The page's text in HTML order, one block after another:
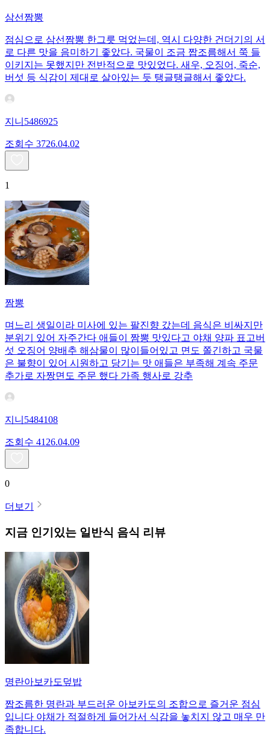
삼선짬뽕
점심으로 삼선짬뽕 한그릇 먹었는데, 역시 다양한 건더기의 서
로 다른 맛을 음미하기 좋았다. 국물이 조금 짭조름해서 쭉 들
이키지는 못했지만 전반적으로 맛있었다. 새우, 오징어, 죽순,
버섯 등 식감이 제대로 살아있는 듯 탱글탱글해서 좋았다.
지니5486925
조회수 3726.04.02
1
짬뽕
며느리 생일이라 미사에 있는 팔진향 갔는데 음식은 비싸지만
분위기 있어 자주간다 애들이 짬뽕 맛있다고 야채 양파 표고버
섯 오징어 양배추 해삼물이 많이들어있고 면도 쫄긴하고 국물
은 불향이 있어 시원하고 당기는 맛 애들은 부족해 계속 주문
추가로 자짱면도 주문 했다 가족 행사로 강추
지니5484108
조회수 41 26.04.09
0
더보기
지금 인기있는 일반식 음식 리뷰
명란아보카도덮밥
짭조름한 명란과 부드러운 아보카도의 조합으로 즐거운 점심
입니다 야채가 적절하게 들어가서 식감을 놓치지 않고 매우 만
족합니다.